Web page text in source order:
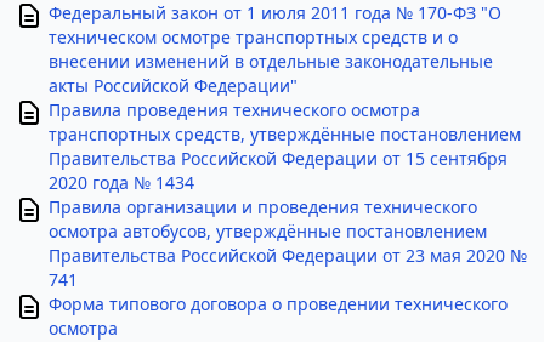
Федеральный закон от 1 июля 2011 года № 170-ФЗ "О
техническом осмотре транспортных средств и о
внесении изменений в отдельные законодательные
акты Российской Федерации"
Правила проведения технического осмотра
транспортных средств, утверждённые постановлением
Правительства Российской Федерации от 15 сентября
2020 года № 1434
Правила организации и проведения технического
осмотра автобусов, утверждённые постановлением
Правительства Российской Федерации от 23 мая 2020 №
741
Форма типового договора о проведении технического
осмотра